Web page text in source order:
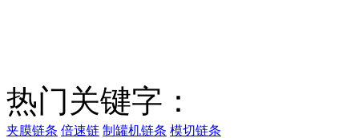
热门关键字：
夹膜链条 倍速链 制罐机链条 模切链条